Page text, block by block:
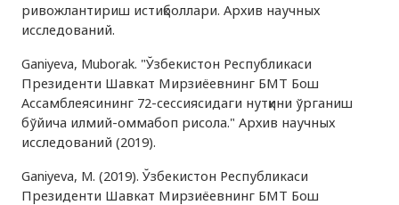
ривожлантириш истиқболлари. Архив научных
исследований.
Ganiyeva, Muborak. "Ўзбекистон Республикаси
Президенти Шавкат Мирзиёевнинг БМТ Бош
Ассамблеясининг 72-сессиясидаги нутқини ўрганиш
бўйича илмий-оммабоп рисола." Архив научных
исследований (2019).
Ganiyeva, M. (2019). Ўзбекистон Республикаси
Президенти Шавкат Мирзиёевнинг БМТ Бош